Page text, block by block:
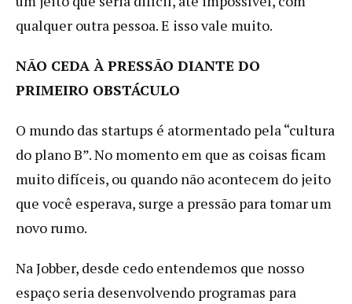
qualquer outra pessoa. E isso vale muito.
NÃO CEDA À PRESSÃO DIANTE DO
PRIMEIRO OBSTÁCULO
O mundo das startups é atormentado pela “cultura
do plano B”. No momento em que as coisas ficam
muito difíceis, ou quando não acontecem do jeito
que você esperava, surge a pressão para tomar um
novo rumo.
Na Jobber, desde cedo entendemos que nosso
espaço seria desenvolvendo programas para